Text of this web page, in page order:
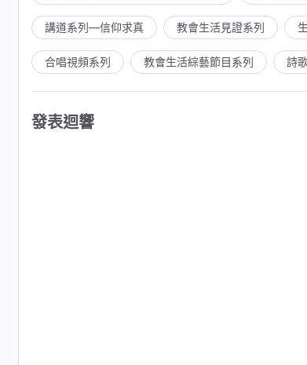
講道系列—信仰求真 教會生活見證系列
合唱視頻系列 教會生活綜藝節目系列 詩
發表迴響